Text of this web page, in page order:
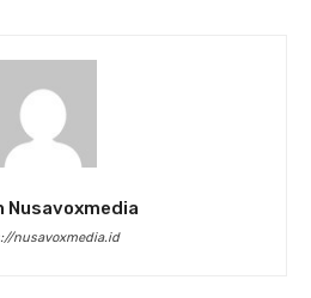
Nusavoxmedia
nusavoxmedia.id